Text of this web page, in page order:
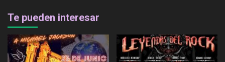
Te pueden interesar